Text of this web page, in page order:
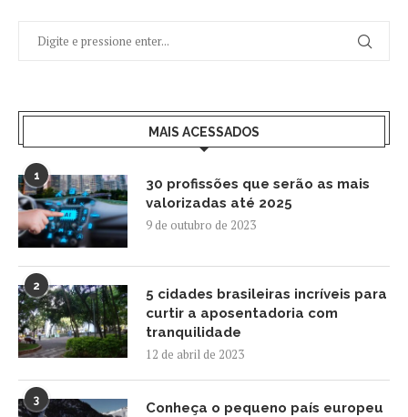
MAIS ACESSADOS
1
30 profissões que serão as mais
valorizadas até 2025
9 de outubro de 2023
2
5 cidades brasileiras incríveis para
curtir a aposentadoria com
tranquilidade
12 de abril de 2023
3
Conheça o pequeno país europeu